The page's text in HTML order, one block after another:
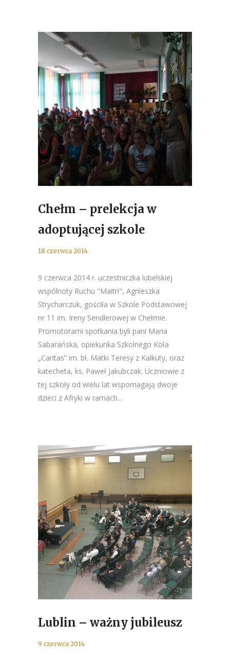
Chełm – prelekcja w
adoptującej szkole
18 czerwca 2014
9 czerwca 2014 r. uczestniczka lubelskiej
wspólnoty Ruchu "Maitri", Agnieszka
Strycharczuk, gościła w Szkole Podstawowej
nr 11 im. Ireny Sendlerowej w Chełmie.
Promotorami spotkania byli pani Maria
Sabarańska, opiekunka Szkolnego Koła
„Caritas” im. bł. Matki Teresy z Kalkuty, oraz
katecheta, ks. Paweł Jakubczak. Uczniowie z
tej szkoły od wielu lat wspomagają dwoje
dzieci z Afryki w ramach...
Lublin – ważny jubileusz
9 czerwca 2014